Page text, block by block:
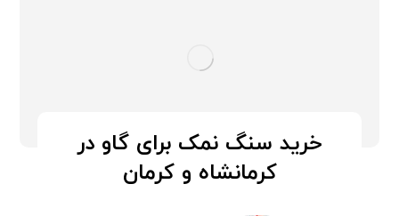
خرید سنگ نمک برای گاو در
کرمانشاه و کرمان